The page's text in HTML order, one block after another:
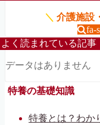
＼ 介護施設
fa-
よく読まれている記事
データはありません
特養の基礎知識
特養とは？わか